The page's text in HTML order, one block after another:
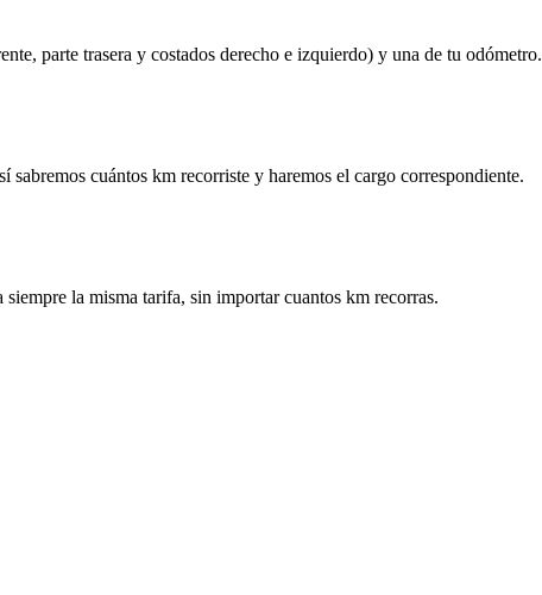
parte trasera y costados derecho e izquierdo) y una de tu odómetro.
sabremos cuántos km recorriste y haremos el cargo correspondiente.
siempre la misma tarifa, sin importar cuantos km recorras.